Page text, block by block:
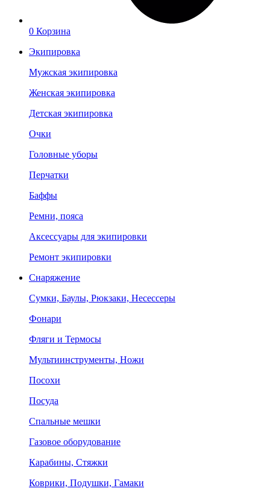
0 Корзина
Экипировка
Мужская экипировка
Женская экипировка
Детская экипировка
Очки
Головные уборы
Перчатки
Баффы
Ремни, пояса
Аксессуары для экипировки
Ремонт экипировки
Снаряжение
Сумки, Баулы, Рюкзаки, Несессеры
Фонари
Фляги и Термосы
Мультиинструменты, Ножи
Посохи
Посуда
Спальные мешки
Газовое оборудование
Карабины, Стяжки
Коврики, Подушки, Гамаки